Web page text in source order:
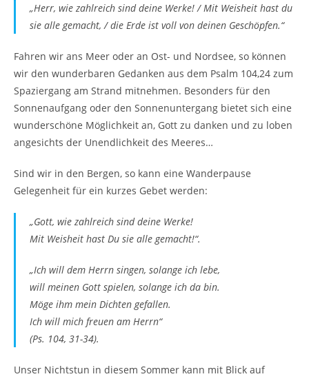
„Herr, wie zahlreich sind deine Werke! / Mit Weisheit hast du
sie alle gemacht, / die Erde ist voll von deinen Geschöpfen.“
Fahren wir ans Meer oder an Ost- und Nordsee, so können
wir den wunderbaren Gedanken aus dem Psalm 104,24 zum
Spaziergang am Strand mitnehmen. Besonders für den
Sonnenaufgang oder den Sonnenuntergang bietet sich eine
wunderschöne Möglichkeit an, Gott zu danken und zu loben
angesichts der Unendlichkeit des Meeres…
Sind wir in den Bergen, so kann eine Wanderpause
Gelegenheit für ein kurzes Gebet werden:
„Gott, wie zahlreich sind deine Werke!
Mit Weisheit hast Du sie alle gemacht!“.
„Ich will dem Herrn singen, solange ich lebe,
will meinen Gott spielen, solange ich da bin.
Möge ihm mein Dichten gefallen.
Ich will mich freuen am Herrn“
(Ps. 104, 31-34).
Unser Nichtstun in diesem Sommer kann mit Blick auf